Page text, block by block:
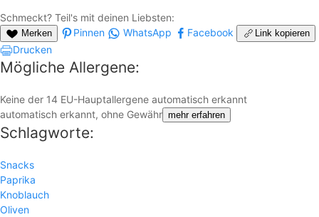
Schmeckt? Teil's mit deinen Liebsten:
Merken Pinnen WhatsApp Facebook Link kopieren
Drucken
Mögliche Allergene:
Keine der 14 EU-Hauptallergene automatisch erkannt
automatisch erkannt, ohne Gewähr mehr erfahren
Schlagworte:
Snacks
Paprika
Knoblauch
Oliven